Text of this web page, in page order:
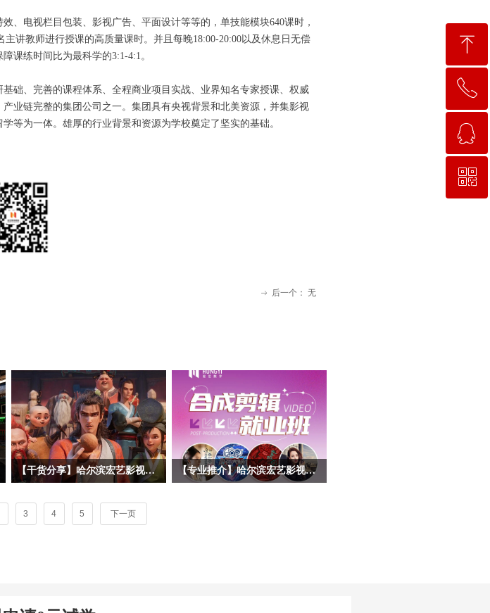
效、电视栏目包装、影视广告、平面设计等等的，单技能模块640课时，
讲教师进行授课的高质量课时。并且每晚18:00-20:00以及休息日无偿
课练时间比为最科学的3:1-4:1。
础、完善的课程体系、全程商业项目实战、业界知名专家授课、权威
业链完整的集团公司之一。集团具有央视背景和北美资源，并集影视
等为一体。雄厚的行业背景和资源为学校奠定了坚实的基础。
ꁹ 后一个： 无
【干货分享】哈尔滨宏艺影视动画学校拆解暑期黑马《八仙！》幕后阵容！动画专业学子求职必看动画公司清单
很多同学沉浸在八仙的奇幻故事、精良
的3D动画画面之中。作为动画学习
品宣发全链条企业，整理每家公司所在
【专业推介】哈尔滨宏艺影视动画学校影视后期合成剪辑专业——一站式解锁就业技能，实战教学赋能，开启影视职业道路！
3 4 5 下一页
ꁸ
回到顶部
ꂅ
15663781638
ꁗ
QQ客服
ꀥ